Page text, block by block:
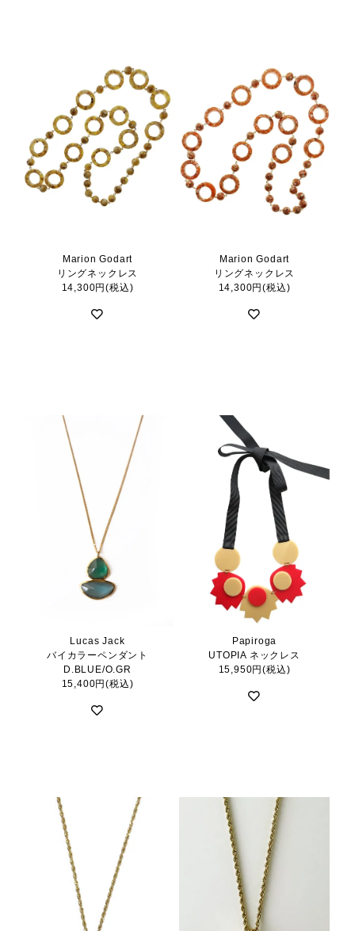
Marion Godart
リングネックレス
14,300円(税込)
Marion Godart
リングネックレス
14,300円(税込)
Lucas Jack
バイカラーペンダント
D.BLUE/O.GR
15,400円(税込)
Papiroga
UTOPIA ネックレス
15,950円(税込)